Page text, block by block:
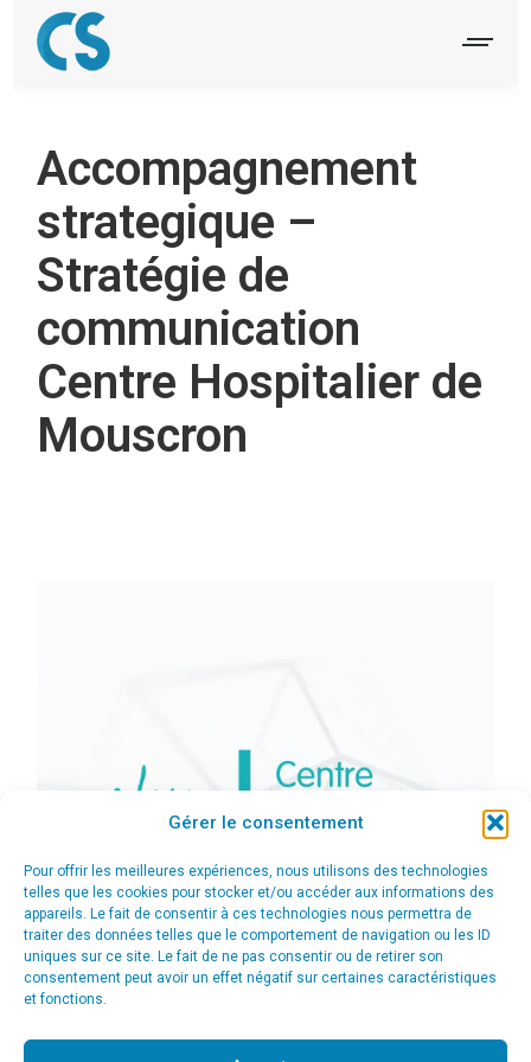
Gérer le consentement
Pour offrir les meilleures expériences, nous utilisons des technologies
telles que les cookies pour stocker et/ou accéder aux informations des
appareils. Le fait de consentir à ces technologies nous permettra de
traiter des données telles que le comportement de navigation ou les ID
uniques sur ce site. Le fait de ne pas consentir ou de retirer son
consentement peut avoir un effet négatif sur certaines caractéristiques
et fonctions.
Accompagnement
strategique –
Stratégie de
communication
Centre Hospitalier de
Mouscron